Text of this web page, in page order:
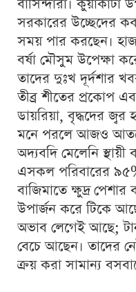
বাসিন্দারা। কুয়াকাটা
সরকারের উচ্ছেদের
সময় পার করছেন।
বর্ষা মৌসুম উপেক্ষা
তাদের দুঃখ দূর্দশার
তীব্র শীতের প্রকোপ
ডায়রিয়া, বৃদ্ধদের জ্বর
মনে পরলে আজও
অদ্যবদি মেলেনি
এসকল পরিবারের ৯৫%
বাজিমাতে ক্ষুদ্র
উপার্জন করে টিকে
অভাব লেগেই আছে;
বেচে আছেন। তাদের
ক্রয় করা সামান্য